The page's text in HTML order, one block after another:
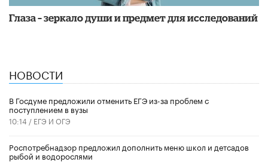
Глаза – зеркало души и предмет для исследований
НОВОСТИ
В Госдуме предложили отменить ЕГЭ из-за проблем с
поступлением в вузы
10:14 / ЕГЭ И ОГЭ
Роспотребнадзор предложил дополнить меню школ и детсадов
рыбой и водорослями